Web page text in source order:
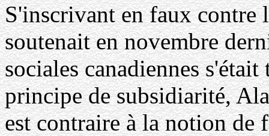
S'inscrivant en faux contre
soutenait en novembre
sociales canadiennes
principe de subsidiarité,
est contraire à la notion de